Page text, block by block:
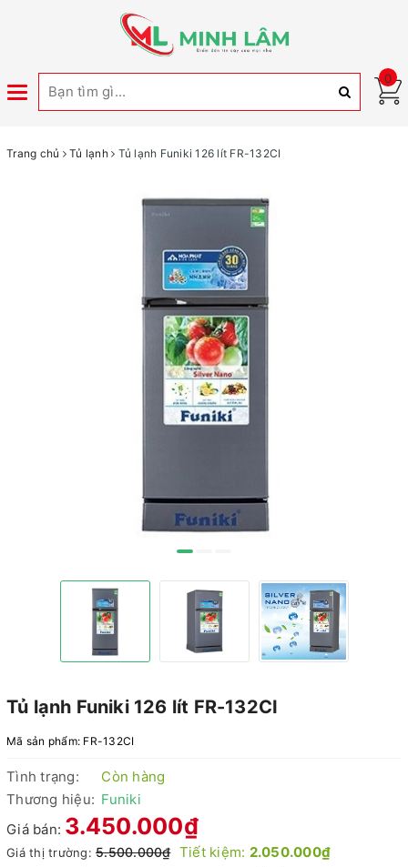
Toggle
0
Trang chủ Tủ lạnh Tủ lạnh Funiki 126 lít FR-132CI
Tủ lạnh Funiki 126 lít FR-132CI
Mã sản phẩm: FR-132CI
Tình trạng:
Còn hàng
Thương hiệu: Funiki
Giá bán: 3.450.000₫
Giá thị trường: 5.500.000₫ Tiết kiệm: 2.050.000₫